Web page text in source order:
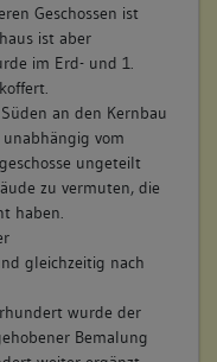
Geschossen ist
ist aber
im Erd- und 1.
an den Kernbau
vom
ungeteilt
zu vermuten, die
haben.
gleichzeitig nach
wurde der
Bemalung